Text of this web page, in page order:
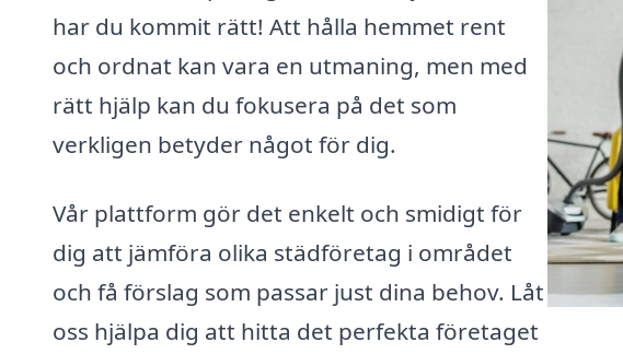
har du kommit rätt! Att hålla hemmet rent
och ordnat kan vara en utmaning, men med
rätt hjälp kan du fokusera på det som
verkligen betyder något för dig.
Vår plattform gör det enkelt och smidigt för
dig att jämföra olika städföretag i området
och få förslag som passar just dina behov. Låt
oss hjälpa dig att hitta det perfekta företaget